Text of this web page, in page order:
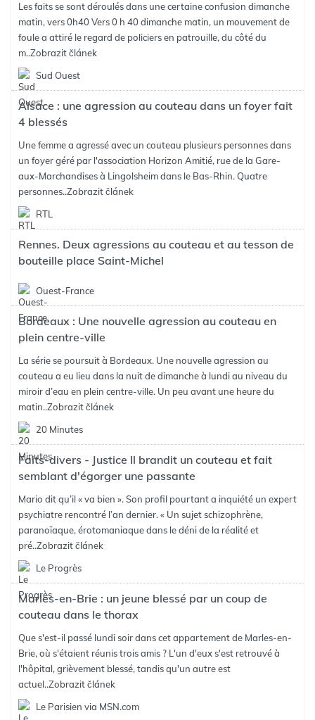
Les faits se sont déroulés dans une certaine confusion dimanche
matin, vers 0h40 Vers 0 h 40 dimanche matin, un mouvement de
foule a attiré le regard de policiers en patrouille, du côté du
m..Zobrazit článek
Sud Ouest
Alsace : une agression au couteau dans un foyer fait
4 blessés
Une femme a agressé avec un couteau plusieurs personnes dans
un foyer géré par l'association Horizon Amitié, rue de la Gare-
aux-Marchandises à Lingolsheim dans le Bas-Rhin. Quatre
personnes..Zobrazit článek
RTL
Rennes. Deux agressions au couteau et au tesson de
bouteille place Saint-Michel
Ouest-France
Bordeaux : Une nouvelle agression au couteau en
plein centre-ville
La série se poursuit à Bordeaux. Une nouvelle agression au
couteau a eu lieu dans la nuit de dimanche à lundi au niveau du
miroir d’eau en plein centre-ville. Un peu avant une heure du
matin..Zobrazit článek
20 Minutes
Faits-divers - Justice Il brandit un couteau et fait
semblant d'égorger une passante
Mario dit qu’il « va bien ». Son profil pourtant a inquiété un expert
psychiatre rencontré l’an dernier. « Un sujet schizophrène,
paranoïaque, érotomaniaque dans le déni de la réalité et
pré..Zobrazit článek
Le Progrès
Marles-en-Brie : un jeune blessé par un coup de
couteau dans le thorax
Que s'est-il passé lundi soir dans cet appartement de Marles-en-
Brie, où s'étaient réunis trois amis ? L'un d'eux s'est retrouvé à
l'hôpital, grièvement blessé, tandis qu'un autre est
actuel..Zobrazit článek
Le Parisien via MSN.com